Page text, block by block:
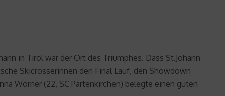
in Tirol war der Ort des Triumphes. Dass St.Johann
Skicrosserinnen den Final Lauf, den Showdown
Wörner (22, SC Partenkirchen) belegte einen guten